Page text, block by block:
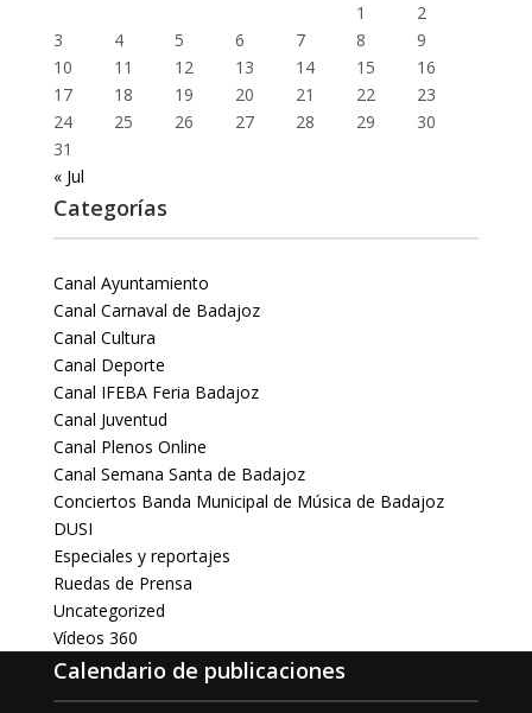
1
2
3
4 5 6 7 8
9
10
11 12 13 14 15
16
17
18 19 20 21 22
23
24
25 26 27 28 29
30
31
« Jul
Categorías
Canal Ayuntamiento
Canal Carnaval de Badajoz
Canal Cultura
Canal Deporte
Canal IFEBA Feria Badajoz
Canal Juventud
Canal Plenos Online
Canal Semana Santa de Badajoz
Conciertos Banda Municipal de Música de Badajoz
DUSI
Especiales y reportajes
Ruedas de Prensa
Uncategorized
Vídeos 360
Calendario de publicaciones